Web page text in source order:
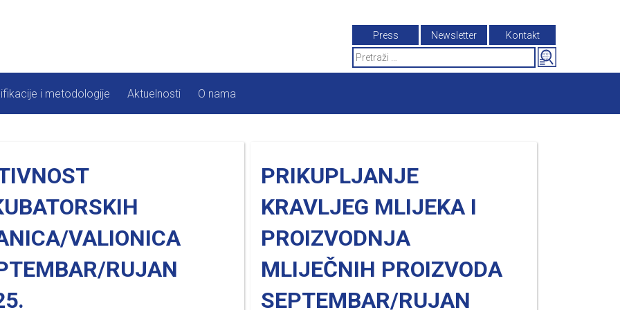
Press Newsletter
Kontakt
Search
for:
i metodologije Aktuelnosti O nama
VALIONICA
RUJAN
PRIKUPLJANJE
KRAVLJEG MLIJEKA I
PROIZVODNJA
MLIJEČNIH PROIZVODA
SEPTEMBAR/RUJAN